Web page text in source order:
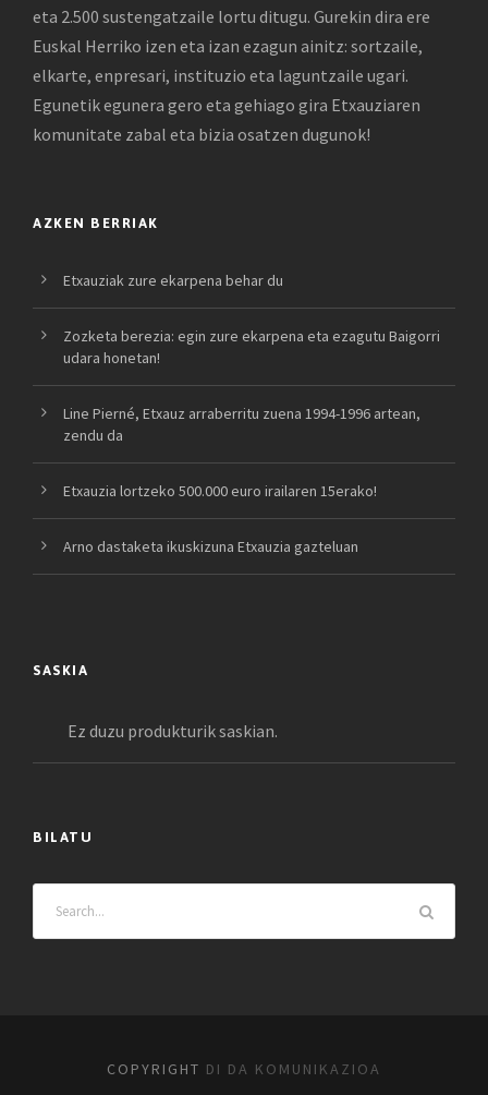
eta 2.500 sustengatzaile lortu ditugu. Gurekin dira ere
Euskal Herriko izen eta izan ezagun ainitz: sortzaile,
elkarte, enpresari, instituzio eta laguntzaile ugari.
Egunetik egunera gero eta gehiago gira Etxauziaren
komunitate zabal eta bizia osatzen dugunok!
AZKEN BERRIAK
Etxauziak zure ekarpena behar du
Zozketa berezia: egin zure ekarpena eta ezagutu Baigorri
udara honetan!
Line Pierné, Etxauz arraberritu zuena 1994-1996 artean,
zendu da
Etxauzia lortzeko 500.000 euro irailaren 15erako!
Arno dastaketa ikuskizuna Etxauzia gazteluan
SASKIA
Ez duzu produkturik saskian.
BILATU
COPYRIGHT DI DA KOMUNIKAZIOA